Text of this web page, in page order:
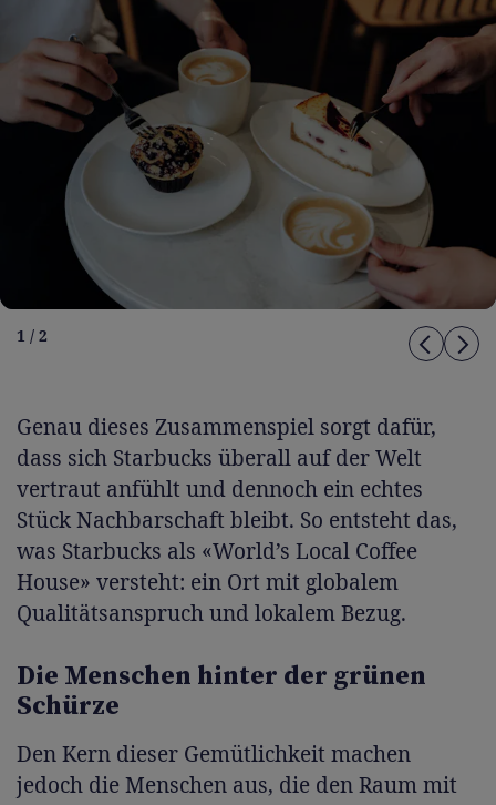
1 / 2
Genau dieses Zusammenspiel sorgt dafür,
dass sich Starbucks überall auf der Welt
vertraut anfühlt und dennoch ein echtes
Stück Nachbarschaft bleibt. So entsteht das,
was Starbucks als «World’s Local Coffee
House» versteht: ein Ort mit globalem
Qualitätsanspruch und lokalem Bezug.
Die Menschen hinter der grünen
Schürze
Den Kern dieser Gemütlichkeit machen
jedoch die Menschen aus, die den Raum mit